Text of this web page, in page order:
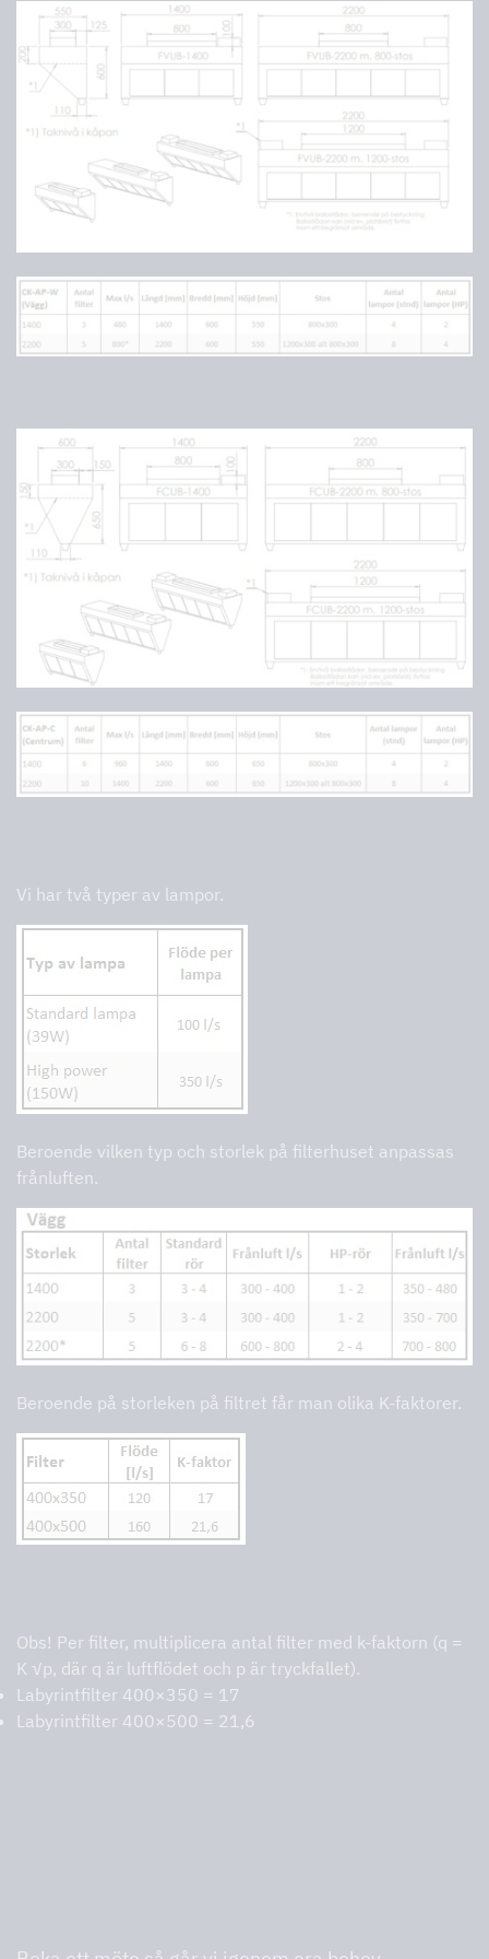
Vi har två typer av lampor.
Beroende vilken typ och storlek på filterhuset anpassas
frånluften.
Beroende på storleken på filtret får man olika K-faktorer.
Obs! Per filter, multiplicera antal filter med k-faktorn (q =
K √p, där q är luftflödet och p är tryckfallet).
Labyrintfilter 400×350 = 17
Labyrintfilter 400×500 = 21,6